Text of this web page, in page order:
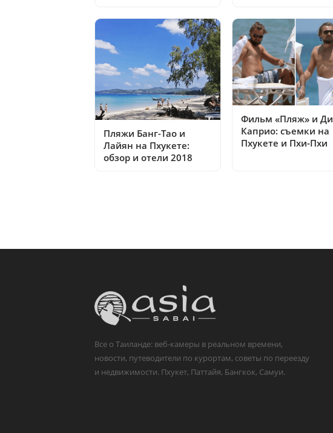
Пляжи Банг-Тао и
Лайян на Пхукете:
обзор и отели 2018
Фильм «Пляж» и Ди
Каприо: съемки на
Пхукете и Пхи-Пхи
Все о Таиланде: веб-камеры в реальном времени,
новости, путеводители по курортам, советы по переезду
и недвижимости. Пхукет, Паттайя, Бангкок, Самуи.